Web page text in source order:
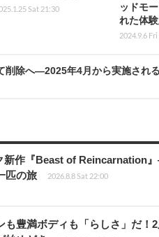
Sat 21:30
ッドモ
れた体
2024.9.6
削除へ―2025年4月から実施され
新作『Beast of Reincarnation
匹の旅
2026.8.8 Sat 22:00
も豊満ボディも「らしさ」だ！